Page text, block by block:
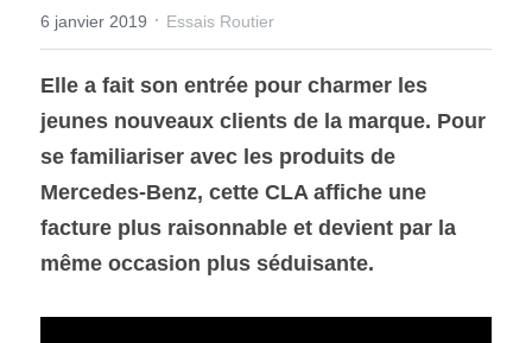
Essais Routier
Simulateur
Assurance
Rechercher
SOUMISSION RAPIDE
6 janvier 2019 · Essais Routier
Elle a fait son entrée pour charmer les
jeunes nouveaux clients de la marque. Pour
se familiariser avec les produits de
Mercedes-Benz, cette CLA affiche une
facture plus raisonnable et devient par la
même occasion plus séduisante.